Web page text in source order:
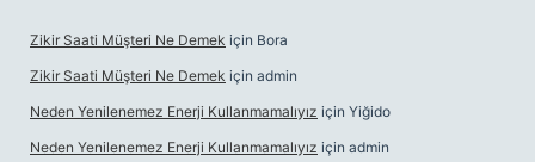
Zikir Saati Müşteri Ne Demek için Bora
Zikir Saati Müşteri Ne Demek için admin
Neden Yenilenemez Enerji Kullanmamalıyız için Yiğido
Neden Yenilenemez Enerji Kullanmamalıyız için admin